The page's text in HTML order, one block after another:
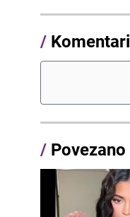
/ Komentari
/ Povezano